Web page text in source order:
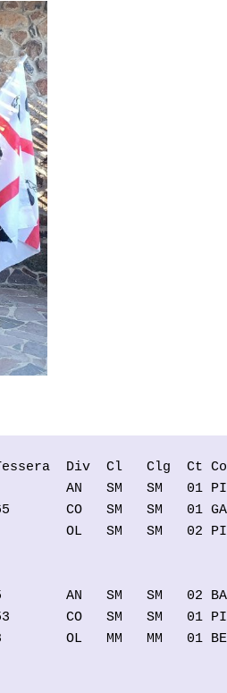
Div  Cl   Clg  Ct
AN   SM   SM   01
CO   SM   SM   01
OL   SM   SM   02
AN   SM   SM   02
CO   SM   SM   01
OL   MM   MM   01